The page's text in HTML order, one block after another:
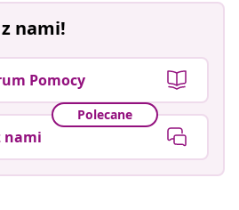
nami!
Pomocy
Polecane
nami